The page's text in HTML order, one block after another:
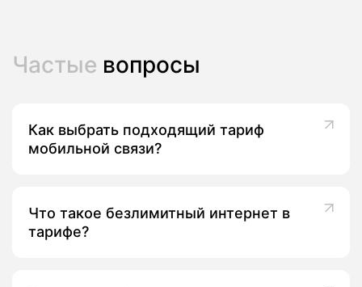
Частые вопросы
Как выбрать подходящий тариф
мобильной связи?
Что такое безлимитный интернет в
тарифе?